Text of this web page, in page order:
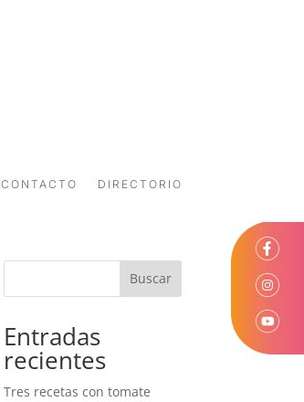
CONTACTO DIRECTORIO
Buscar
Entradas
recientes
Tres recetas con tomate